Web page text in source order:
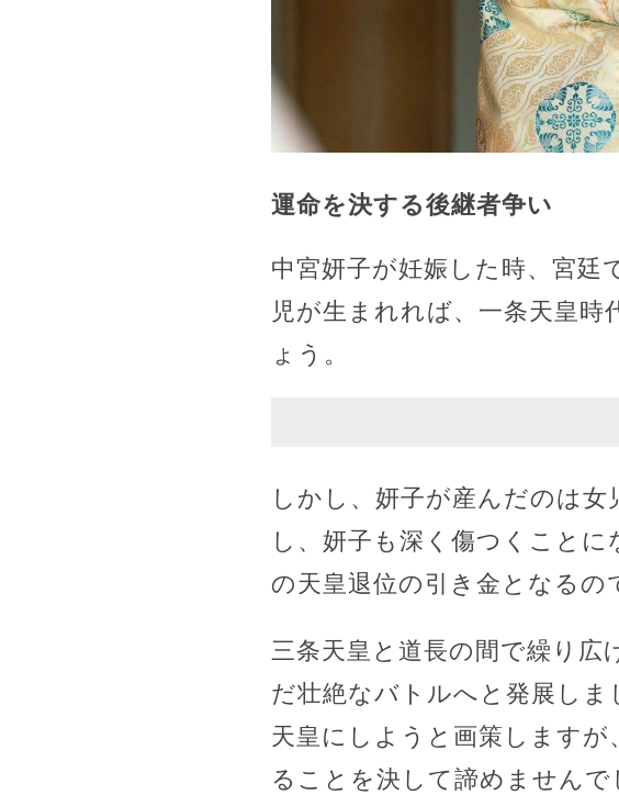
運命を決する後継者争い
中宮妍子が妊娠した時、宮廷
児が生まれれば、一条天皇
ょう。
しかし、妍子が産んだのは
し、妍子も深く傷つくこと
の天皇退位の引き金となるの
三条天皇と道長の間で繰り広
だ壮絶なバトルへと発展し
天皇にしようと画策しますが
ることを決して諦めません